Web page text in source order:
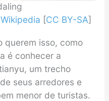
[CC BY-SA]
querem isso, como
é conhecer a
um trecho
seus arredores e
menor de turistas.